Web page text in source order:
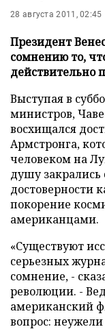
28 августа 2011, 02:45
Президент
сомнению то,
действительно
Выступая в
министров,
восхищался
Армстронга,
человеком на
душу закрались
достоверности
покорение
американцами.
«Существуют
серьезных
сомнение, -
революции. -
американский
вопрос: